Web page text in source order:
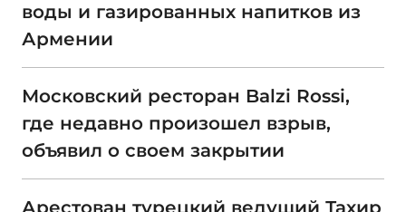
воды и газированных напитков из
Армении
Московский ресторан Balzi Rossi,
где недавно произошел взрыв,
объявил о своем закрытии
Арестован турецкий ведущий Тахир